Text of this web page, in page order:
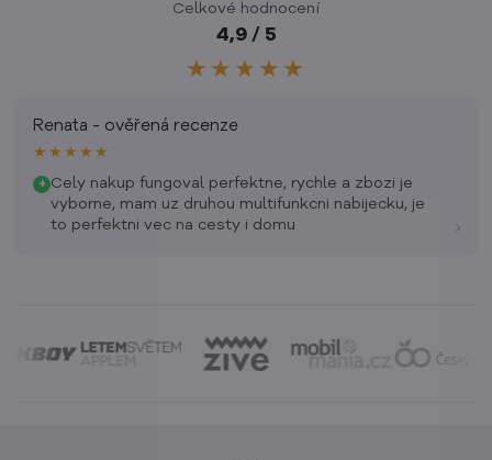
Celkové hodnocení
4,9 / 5
★★★★★
Renata - ověřená recenze
★★★★★
+ Cely nakup fungoval perfektne, rychle a zbozi je
vyborne, mam uz druhou multifunkcni nabijecku, je
to perfektni vec na cesty i domu
›